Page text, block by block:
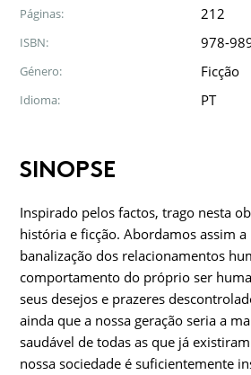
Páginas: 212
ISBN: 978-
Género: Ficção
Idioma: PT
SINOPSE
Inspirado pelos factos, trago nesta
história e ficção. Abordamos assim
banalização dos relacionamentos
comportamento do próprio ser
seus desejos e prazeres
ainda que a nossa geração seria a
saudável de todas as que já
nossa sociedade é suficien­temente